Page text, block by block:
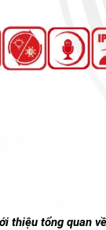
thiệu tổng quan